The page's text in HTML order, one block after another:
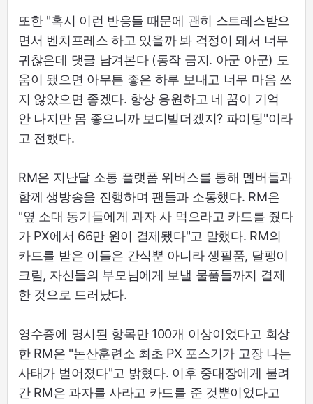
또한 "혹시 이런 반응들 때문에 괜히 스트레스받으
면서 벤치프레스 하고 있을까 봐 걱정이 돼서 너무
귀찮은데 댓글 남겨본다 (동작 금지. 아군 아군) 도
움이 됐으면 아무튼 좋은 하루 보내고 너무 마음 쓰
지 않았으면 좋겠다. 항상 응원하고 네 꿈이 기억
안 나지만 몸 좋으니까 보디빌더겠지? 파이팅"이라
고 전했다.
RM은 지난달 소통 플랫폼 위버스를 통해 멤버들과
함께 생방송을 진행하며 팬들과 소통했다. RM은
"옆 소대 동기들에게 과자 사 먹으라고 카드를 줬다
가 PX에서 66만 원이 결제됐다"고 말했다. RM의
카드를 받은 이들은 간식뿐 아니라 생필품, 달팽이
크림, 자신들의 부모님에게 보낼 물품들까지 결제
한 것으로 드러났다.
영수증에 명시된 항목만 100개 이상이었다고 회상
한 RM은 "논산훈련소 최초 PX 포스기가 고장 나는
사태가 벌어졌다"고 밝혔다. 이후 중대장에게 불려
간 RM은 과자를 사라고 카드를 준 것뿐이었다고